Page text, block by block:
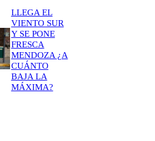
LLEGA EL
VIENTO SUR
Y SE PONE
FRESCA
MENDOZA ¿A
CUÁNTO
BAJA LA
MÁXIMA?